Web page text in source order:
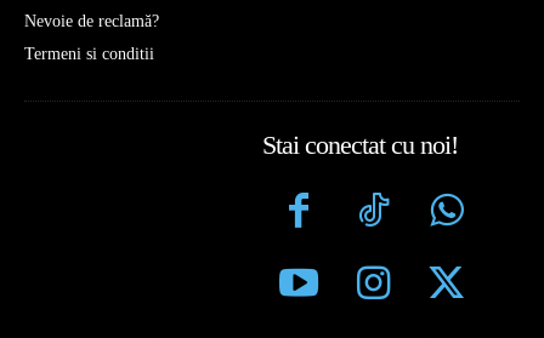
Nevoie de reclamă?
Termeni si conditii
Stai conectat cu noi!